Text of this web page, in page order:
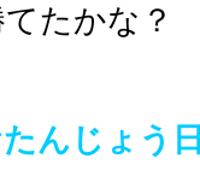
たかな？
んじょう